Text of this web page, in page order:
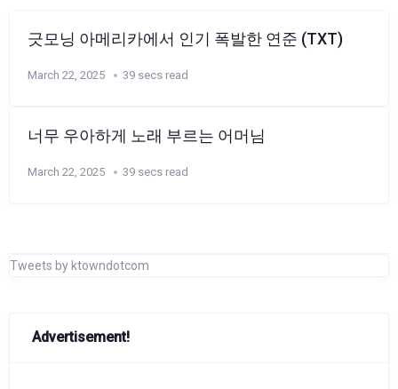
긋모닝 아메리카에서 인기 폭발한 연준 (TXT)
March 22, 2025 39 secs read
너무 우아하게 노래 부르는 어머님
March 22, 2025 39 secs read
Tweets by ktowndotcom
Advertisement!